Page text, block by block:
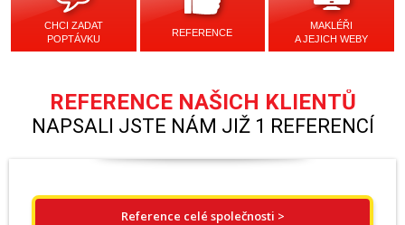
CHCI ZADAT
POPTÁVKU
REFERENCE
MAKLÉŘI
A JEJICH WEBY
REFERENCE NAŠICH KLIENTŮ
NAPSALI JSTE NÁM JIŽ 1 REFERENCÍ
Reference celé společnosti >